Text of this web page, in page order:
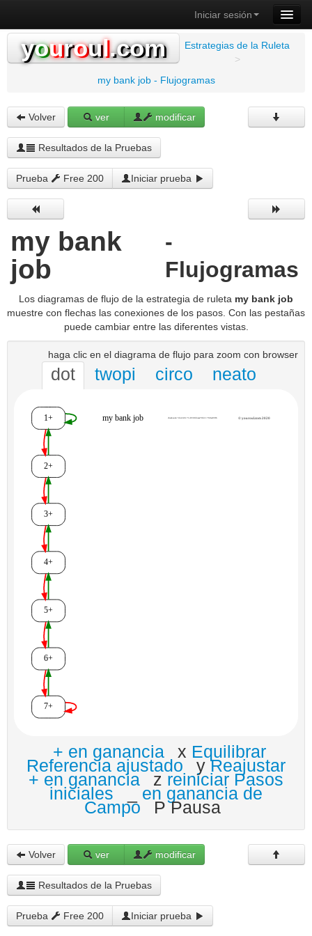
Iniciar sesión
youroul.com
Estrategias de la Ruleta
>
my bank job - Flujogramas
Volver ver modificar
Resultados de la Pruebas
Prueba Free 200 Iniciar prueba
my bank
job
-
Flujogramas
Los diagramas de flujo de la estrategia de ruleta my bank job
muestre con flechas las conexiones de los pasos. Con las pestañas
puede cambiar entre las diferentes vistas.
haga clic en el diagrama de flujo para zoom con browser
dot twopi circo neato
+ en ganancia x Equilibrar
Referencia ajustado yReajustar
+ en ganancia z reiniciar Pasos
iniciales en ganancia de
Campo P Pausa
Volver ver modificar
Resultados de la Pruebas
Prueba Free 200 Iniciar prueba